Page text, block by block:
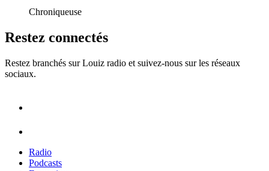
Chroniqueuse
Restez connectés
Restez branchés sur Louiz radio et suivez-nous sur les réseaux
sociaux.
Radio
Podcasts